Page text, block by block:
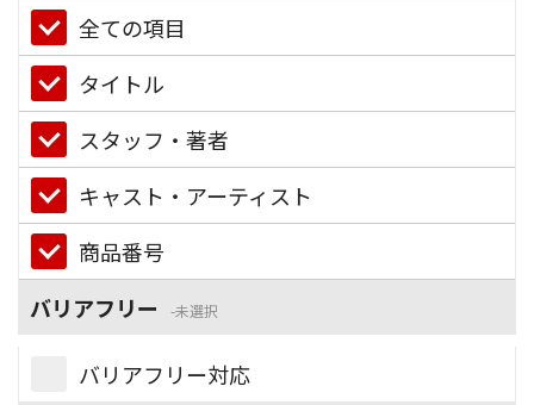
全ての項目
タイトル
スタッフ・著者
キャスト・アーティスト
商品番号
バリアフリー
未選択
バリアフリー対応